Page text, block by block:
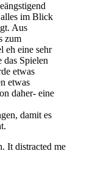
im Blick
Aus
zum
eh eine sehr
das Spielen
etwas
etwas
daher- eine
damit es
It distracted me